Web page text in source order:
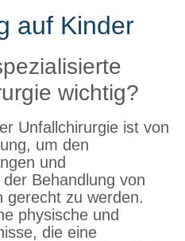
auf Kinder
wichtig?
Unfallchirurgie ist von
um den
und
Behandlung von
gerecht zu werden.
physische und
die eine